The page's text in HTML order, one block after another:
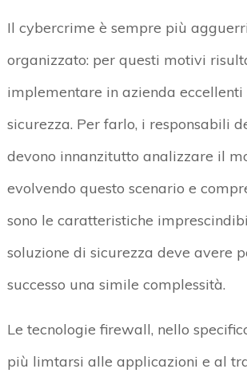
Il cybercrime è sempre più
organizzato: per questi motivi
implementare in azienda
sicurezza. Per farlo, i responsabili
devono innanzitutto analizzare il
evolvendo questo scenario e
sono le caratteristiche
soluzione di sicurezza deve avere
successo una simile complessità.
Le tecnologie firewall, nello
più limtarsi alle applicazioni e al